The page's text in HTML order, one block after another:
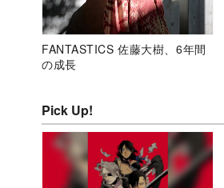
FANTASTICS 佐藤大樹、6年間
の成長
Pick Up!